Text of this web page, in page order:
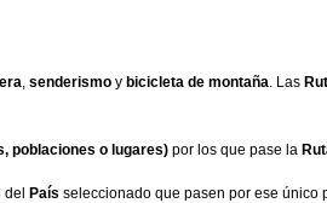
senderismo y bicicleta de montaña . Las
poblaciones o lugares) por los que pase la
del País seleccionado que pasen por ese único